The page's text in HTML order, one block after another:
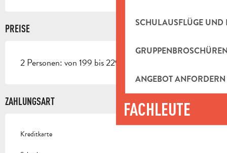
SCHULAUSFLÜGE UND
ANGEBOT ANFORDERN
FACHLEUTE
PREISE
2 Personen: von 199 bis 229 €.
ZAHLUNGSART
Kreditkarte